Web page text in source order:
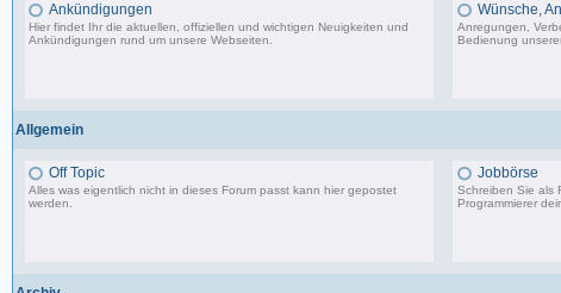
Ankündigungen
Hier findet Ihr die aktuellen, offiziellen und wichtigen Neuigkeiten und
Ankündigungen rund um unsere Webseiten.
Wünsche,
Anregungen,
Bedienung
Allgemein
Off Topic
Alles was eigentlich nicht in dieses Forum passt kann hier gepostet
werden.
Jobbörse
Schreiben Sie als
Programmierer